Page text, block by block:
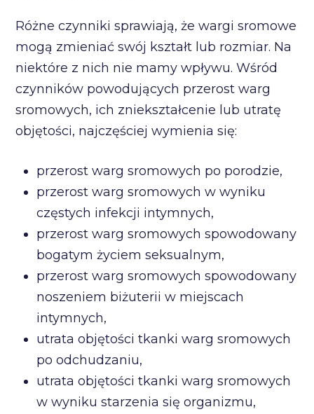
Różne czynniki sprawiają, że wargi sromowe
mogą zmieniać swój kształt lub rozmiar. Na
niektóre z nich nie mamy wpływu. Wśród
czynników powodujących przerost warg
sromowych, ich zniekształcenie lub utratę
objętości, najczęściej wymienia się:
przerost warg sromowych po porodzie,
przerost warg sromowych w wyniku
częstych infekcji intymnych,
przerost warg sromowych spowodowany
bogatym życiem seksualnym,
przerost warg sromowych spowodowany
noszeniem biżuterii w miejscach
intymnych,
utrata objętości tkanki warg sromowych
po odchudzaniu,
utrata objętości tkanki warg sromowych
w wyniku starzenia się organizmu,